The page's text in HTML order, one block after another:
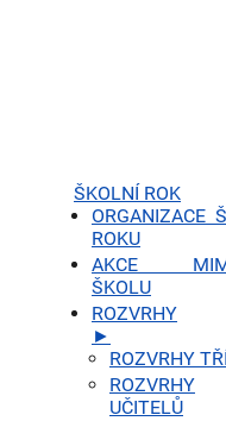
ŠKOLNÍ ROK
ORGANIZACE
ROKU
AKCE
ŠKOLU
ROZVRHY
►
ROZVRHY
ROZVRHY
UČITELŮ